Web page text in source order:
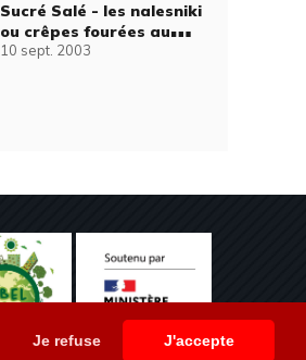
Je refuse J'accepte
Sucré Salé - les nalesniki
ou crêpes fourées au
fromage blanc
10 sept. 2003